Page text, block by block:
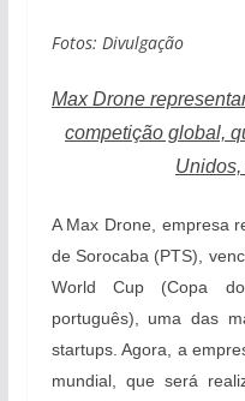
Fotos: Divulgação
Max Drone
competição global,
A Max Drone, empresa
de Sorocaba (PTS),
World Cup (Copa
português), uma das
startups. Agora, a
mundial, que será